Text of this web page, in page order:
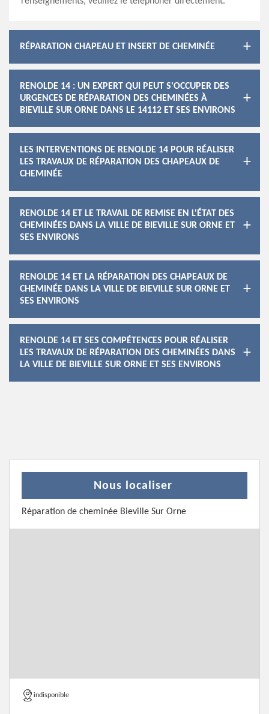
RÉPARATION CHAPEAU ET INSERT DE CHEMINÉE
RENOLDE 14 : UN EXPERT QUI PEUT S'OCCUPER DES
URGENCES DE RÉPARATION DES CHEMINÉES À
BIEVILLE SUR ORNE DANS LE 14112 ET SES ENVIRONS
LES INTERVENTIONS DE RENOLDE 14 POUR RÉALISER
LES TRAVAUX DE RÉPARATION DES CHAPEAUX DE
CHEMINÉE
RENOLDE 14 ET LE TRAVAIL DE REMISE EN L'ÉTAT DES
CHEMINÉES DANS LA VILLE DE BIEVILLE SUR ORNE ET
SES ENVIRONS
RENOLDE 14 ET LA RÉPARATION DES CHAPEAUX DE
CHEMINÉE DANS LA VILLE DE BIEVILLE SUR ORNE ET
SES ENVIRONS
RENOLDE 14 ET SES COMPÉTENCES POUR RÉALISER
LES TRAVAUX DE RÉPARATION DES CHEMINÉES DANS
LA VILLE DE BIEVILLE SUR ORNE ET SES ENVIRONS
Nous localiser
Réparation de cheminée Bieville Sur Orne
indisponible